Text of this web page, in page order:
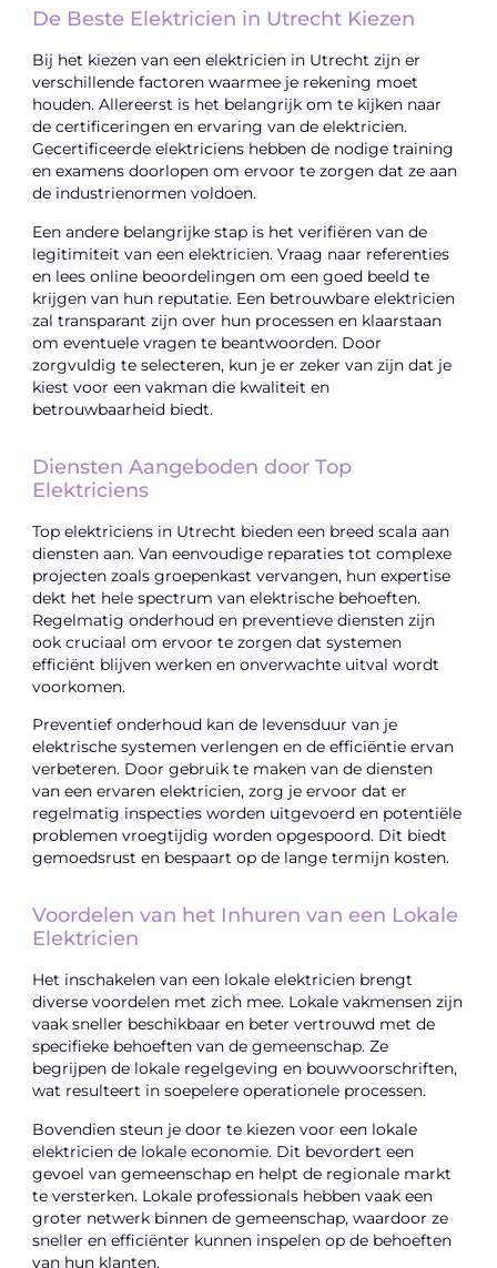
De Beste Elektricien in Utrecht Kiezen
Bij het kiezen van een elektricien in Utrecht zijn er
verschillende factoren waarmee je rekening moet
houden. Allereerst is het belangrijk om te kijken naar
de certificeringen en ervaring van de elektricien.
Gecertificeerde elektriciens hebben de nodige training
en examens doorlopen om ervoor te zorgen dat ze aan
de industrienormen voldoen.
Een andere belangrijke stap is het verifiëren van de
legitimiteit van een elektricien. Vraag naar referenties
en lees online beoordelingen om een goed beeld te
krijgen van hun reputatie. Een betrouwbare elektricien
zal transparant zijn over hun processen en klaarstaan
om eventuele vragen te beantwoorden. Door
zorgvuldig te selecteren, kun je er zeker van zijn dat je
kiest voor een vakman die kwaliteit en
betrouwbaarheid biedt.
Diensten Aangeboden door Top
Elektriciens
Top elektriciens in Utrecht bieden een breed scala aan
diensten aan. Van eenvoudige reparaties tot complexe
projecten zoals groepenkast vervangen, hun expertise
dekt het hele spectrum van elektrische behoeften.
Regelmatig onderhoud en preventieve diensten zijn
ook cruciaal om ervoor te zorgen dat systemen
efficiënt blijven werken en onverwachte uitval wordt
voorkomen.
Preventief onderhoud kan de levensduur van je
elektrische systemen verlengen en de efficiëntie ervan
verbeteren. Door gebruik te maken van de diensten
van een ervaren elektricien, zorg je ervoor dat er
regelmatig inspecties worden uitgevoerd en potentiële
problemen vroegtijdig worden opgespoord. Dit biedt
gemoedsrust en bespaart op de lange termijn kosten.
Voordelen van het Inhuren van een Lokale
Elektricien
Het inschakelen van een lokale elektricien brengt
diverse voordelen met zich mee. Lokale vakmensen zijn
vaak sneller beschikbaar en beter vertrouwd met de
specifieke behoeften van de gemeenschap. Ze
begrijpen de lokale regelgeving en bouwvoorschriften,
wat resulteert in soepelere operationele processen.
Bovendien steun je door te kiezen voor een lokale
elektricien de lokale economie. Dit bevordert een
gevoel van gemeenschap en helpt de regionale markt
te versterken. Lokale professionals hebben vaak een
groter netwerk binnen de gemeenschap, waardoor ze
sneller en efficiënter kunnen inspelen op de behoeften
van hun klanten.